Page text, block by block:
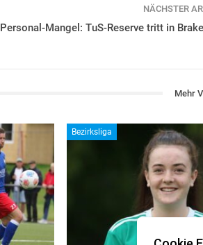
NÄCHSTER
Personal-Mangel: TuS-Reserve tritt in
Mehr
Bezirksliga